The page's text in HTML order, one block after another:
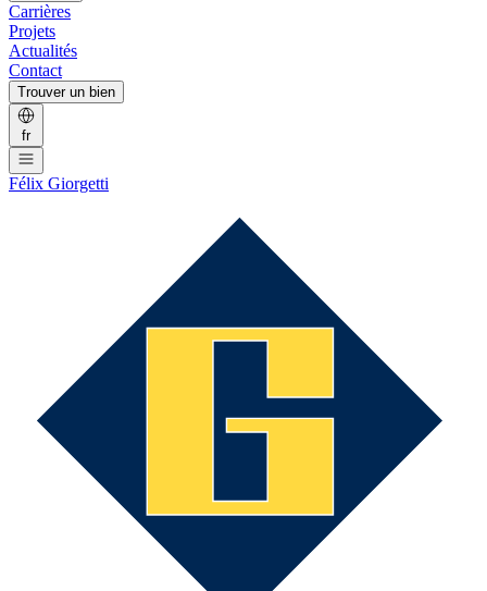
Carrières
Projets
Actualités
Contact
Trouver un bien
fr
Félix Giorgetti